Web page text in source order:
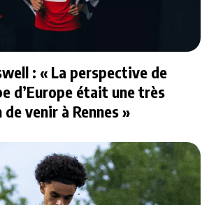
: « La perspective de
d’Europe était une très
venir à Rennes »